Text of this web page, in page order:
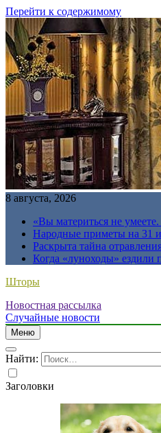
Перейти к содержимому
8 августа, 2026
«Вы материться не
Народные приметы на 31
Раскрыта тайна
Когда «луноходы» ездили
Шторы
Новостная рассылка
Случайные новости
Меню
Найти:
Заголовки